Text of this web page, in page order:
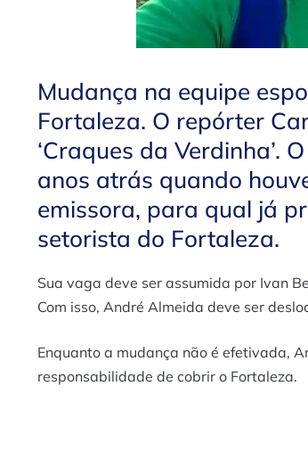
Mudança na equipe
Fortaleza. O repórter
‘Craques da Verdinha’.
anos atrás quando
emissora, para qual já
setorista do Fortaleza.
Sua vaga deve ser assumida por Ivan
Com isso, André Almeida deve ser
Enquanto a mudança não é efetivada,
responsabilidade de cobrir o Fortaleza.